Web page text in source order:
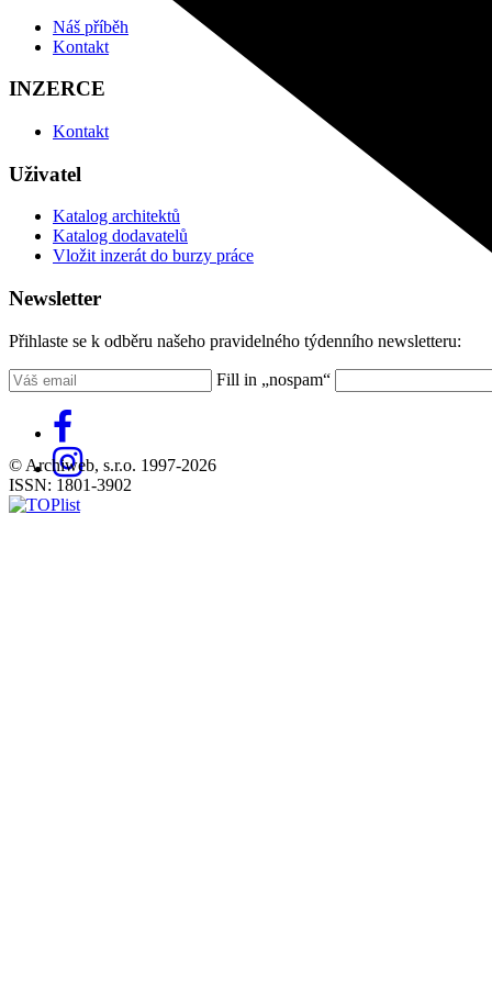
Náš příběh
Kontakt
INZERCE
Kontakt
Uživatel
Katalog architektů
Katalog dodavatelů
Vložit inzerát do burzy práce
Newsletter
Přihlaste se k odběru našeho pravidelného týdenního newsletteru:
Fill in „nospam“
© Archiweb, s.r.o. 1997-2026
ISSN: 1801-3902